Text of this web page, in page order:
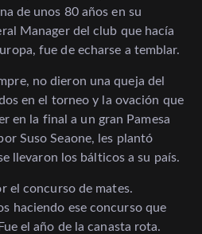
de unos 80 años en su
Manager del club que hacía
fue de echarse a temblar.
no dieron una queja del
en el torneo y la ovación que
en la final a un gran Pamesa
Suso Seaone, les plantó
llevaron los bálticos a su país.
el concurso de mates.
haciendo ese concurso que
el año de la canasta rota.